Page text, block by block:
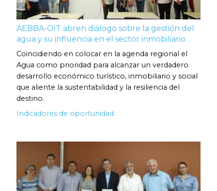
AEBBA-OIT abren diálogo sobre la gestión del
agua y su influencia en el sector inmobiliario
Coincidiendo en colocar en la agenda regional el
Agua como prioridad para alcanzar un verdadero
desarrollo económico turístico, inmobiliario y social
que aliente la sustentabilidad y la resiliencia del
destino.
Indicadores de oportunidad